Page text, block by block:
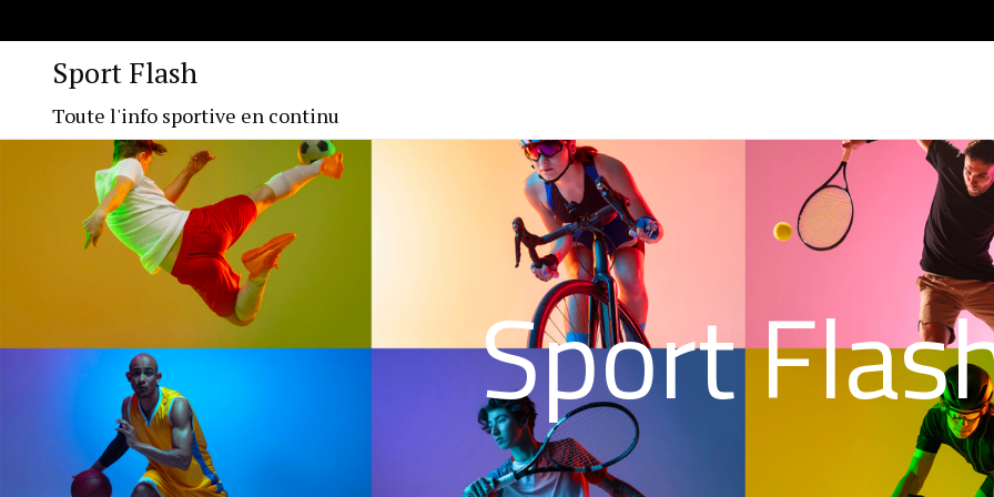
Sport Flash
Toute l'info sportive en continu
Sport